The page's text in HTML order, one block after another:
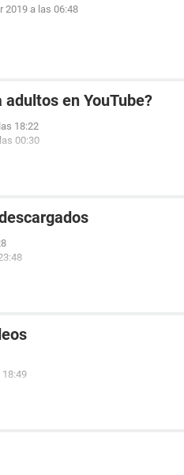
2019 a las 06:48
en YouTube?
18:22
00:30
18:49